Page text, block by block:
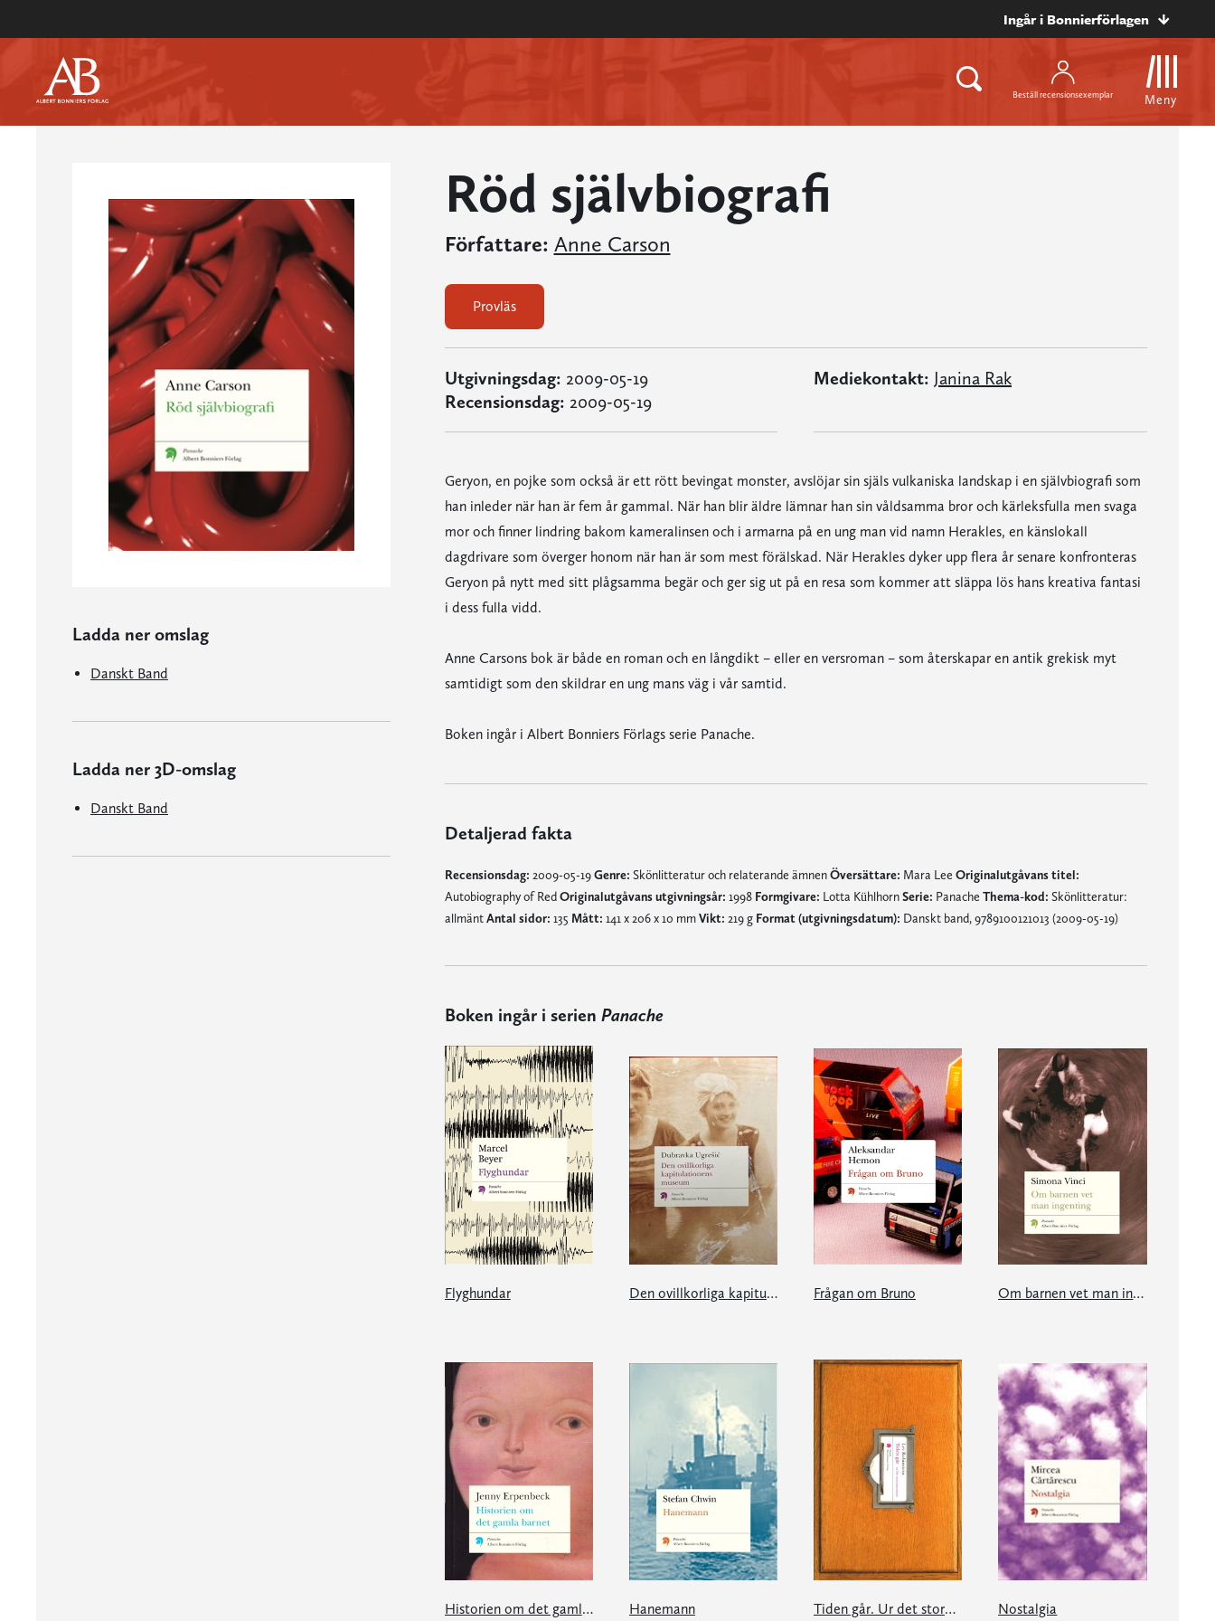
Ingår i Bonnierförlagen
Beställ recensionsexemplar Meny
Ladda ner omslag
Danskt Band
Ladda ner 3D-omslag
Danskt Band
Röd självbiografi
Författare: Anne Carson
Provläs
Utgivningsdag: 2009-05-19
Recensionsdag: 2009-05-19
Mediekontakt: Janina Rak
Geryon, en pojke som också är ett rött bevingat monster, avslöjar sin själs vulkaniska landskap i en självbiografi som
han inleder när han är fem år gammal. När han blir äldre lämnar han sin våldsamma bror och kärleksfulla men svaga
mor och finner lindring bakom kameralinsen och i armarna på en ung man vid namn Herakles, en känslokall
dagdrivare som överger honom när han är som mest förälskad. När Herakles dyker upp flera år senare konfronteras
Geryon på nytt med sitt plågsamma begär och ger sig ut på en resa som kommer att släppa lös hans kreativa fantasi
i dess fulla vidd.
Anne Carsons bok är både en roman och en långdikt – eller en versroman – som återskapar en antik grekisk myt
samtidigt som den skildrar en ung mans väg i vår samtid.
Boken ingår i Albert Bonniers Förlags serie Panache.
Detaljerad fakta
Recensionsdag: 2009-05-19Genre: Skönlitteratur och relaterande ämnenÖversättare: Mara Lee Originalutgåvans titel:
Autobiography of RedOriginalutgåvans utgivningsår: 1998 Formgivare: Lotta KühlhornSerie: Panache Thema-kod: Skönlitteratur:
allmäntAntal sidor: 135 Mått: 141 x 206 x 10 mmVikt: 219 g Format (utgivningsdatum): Danskt band, 9789100121013 (2009-05-19)
Boken ingår i serien Panache
Flyghundar Den ovillkorliga kapitulationens museum Frågan om Bruno Om barnen vet man ingenting
Historien om det gamla barnet Hanemann Tiden går. Ur det stora kartoteket Nostalgia